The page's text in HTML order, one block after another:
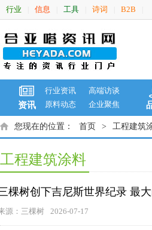
行业 信息 工具 诗词 B2B
资讯
行业资讯
高端访谈
原料动态
企业聚焦
您现在的位置： 首页 > 工程建筑
工程建筑涂料
棵树创下吉尼斯世界纪录 最
源：三棵树 2026-07-17